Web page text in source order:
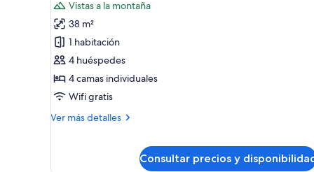
fotos
de
Habitación
Deluxe,
varias
camas,
a
Vistas a la montaña
38 m²
1 habitación
4 huéspedes
4 camas individuales
Wifi gratis
Ver más detalles
Más
Consultar precios y